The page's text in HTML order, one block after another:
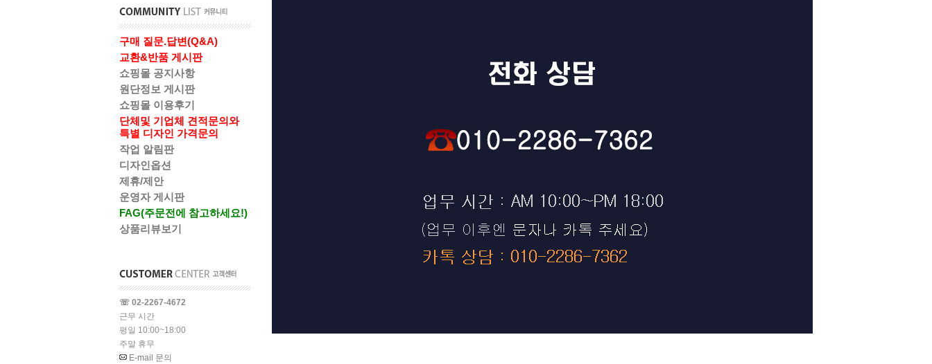
구매 질문.답변(Q&A)
교환&반품 게시판
쇼핑몰 공지사항
원단정보 게시판
쇼핑몰 이용후기
단체및 기업체 견적문의와
특별 디자인 가격문의
작업 알림판
디자인옵션
제휴/제안
운영자 게시판
FAG(주문전에 참고하세요!)
상품리뷰보기
☏ 02-2267-4672
근무 시간
평일 10:00~18:00
주말 휴무
E-mail 문의